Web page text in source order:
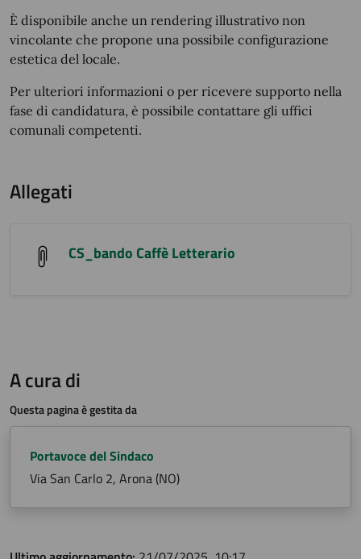
È disponibile anche un rendering illustrativo non
vincolante che propone una possibile configurazione
estetica del locale.
Per ulteriori informazioni o per ricevere supporto nella
fase di candidatura, è possibile contattare gli uffici
comunali competenti.
Allegati
CS_bando Caffè Letterario
A cura di
Questa pagina è gestita da
Portavoce del Sindaco
Via San Carlo 2, Arona (NO)